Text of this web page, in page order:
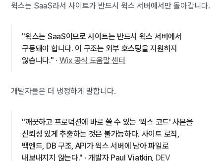
윅스는 SaaS라서 사이트가 반드시 윅스 서버에서만 돌아갑니다.
"윅스는 SaaS이므로 사이트는 반드시 윅스 서버에서
구동돼야 합니다. 이 구조는 외부 호스팅을 지원하지
않습니다." · Wix 공식 도움말 센터
개발자들은 더 냉정하게 말합니다.
"깨끗하고 프로덕션에 바로 쓸 수 있는 '윅스 코드' 사본을
신뢰성 있게 추출하는 것은 불가능하다. 사이트 로직,
백엔드, DB 구조, API가 윅스 서버에 남아 파일로
내보내지지 않는다." · 개발자 Paul Viatkin, DEV